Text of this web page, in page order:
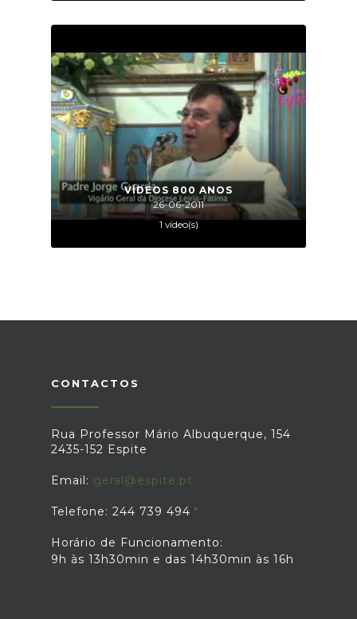
VÍDEOS 800 ANOS
26-06-2011
1 vídeo(s)
CONTACTOS
Rua Professor Mário Albuquerque, 154
2435-152 Espite
Email: geral@espite.pt
Telefone: 244 739 494
Horário de Funcionamento:
9h às 13h30min e das 14h30min às 16h